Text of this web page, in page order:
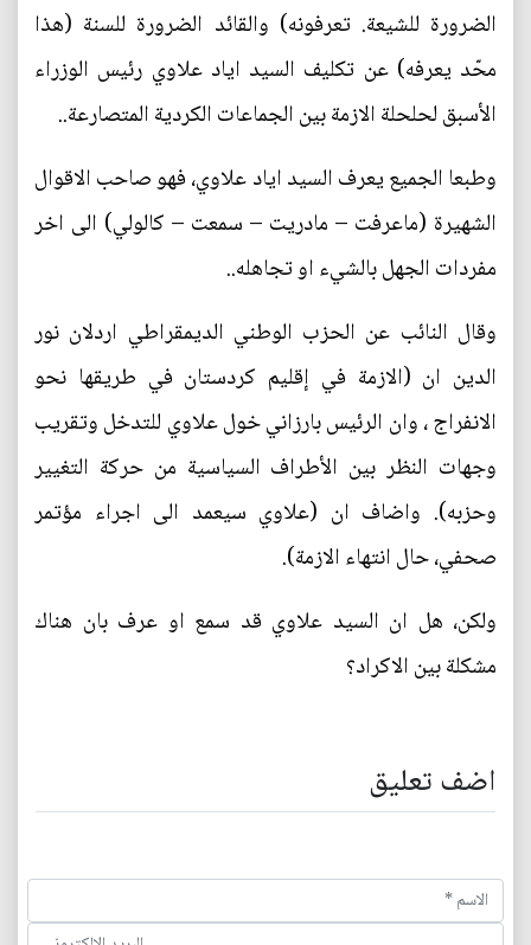
الضرورة للشيعة. تعرفونه) والقائد الضرورة للسنة (هذا
محّد يعرفه) عن تكليف السيد اياد علاوي رئيس الوزراء
الأسبق لحلحلة الازمة بين الجماعات الكردية المتصارعة..
وطبعا الجميع يعرف السيد اياد علاوي، فهو صاحب الاقوال
الشهيرة (ماعرفت – مادريت – سمعت – كالولي) الى اخر
مفردات الجهل بالشيء او تجاهله..
وقال النائب عن الحزب الوطني الديمقراطي اردلان نور
الدين ان (الازمة في إقليم كردستان في طريقها نحو
الانفراج ، وان الرئيس بارزاني خول علاوي للتدخل وتقريب
وجهات النظر بين الأطراف السياسية من حركة التغيير
وحزبه). واضاف ان (علاوي سيعمد الى اجراء مؤتمر
صحفي، حال انتهاء الازمة).
ولكن، هل ان السيد علاوي قد سمع او عرف بان هناك
مشكلة بين الاكراد؟
اضف تعليق